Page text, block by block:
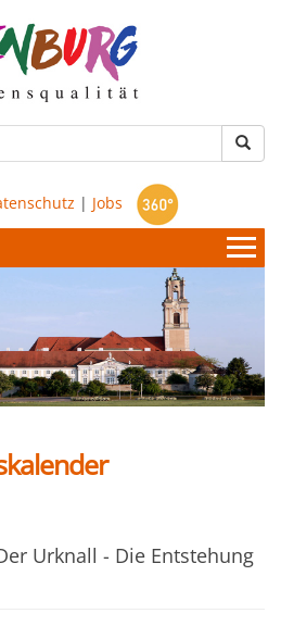
| Jobs
Urknall - Die Entstehung